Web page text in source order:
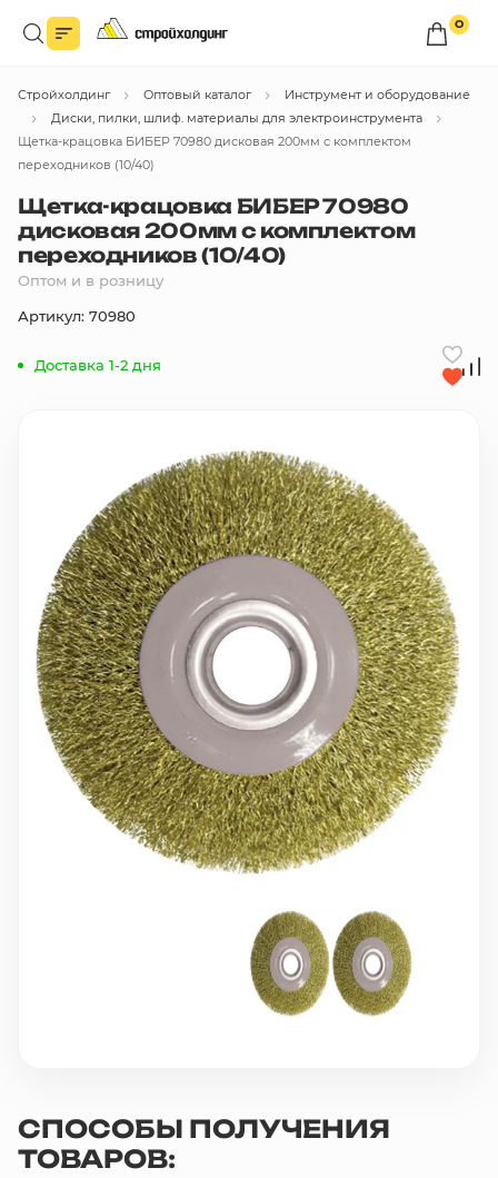
0
Войдите в личный кабинет
Вы сможете оформлять заказыпо оптовым ценам.
Войти
Каталог товаров
бренды
10 000 ₽
Минимальный заказ
+7(495) 988-86-47
sales@stroyholding.ru
Max
Телеграм
Доставка
Оплата
О компании
Все бренды
Стройхолдинг Оптовый каталог
Инструмент и оборудование
Диски, пилки, шлиф. материалы для электроинструмента
Щетка-крацовка БИБЕР 70980 дисковая 200мм с комплектом
переходников (10/40)
Щетка-крацовка БИБЕР 70980
дисковая 200мм с комплектом
переходников (10/40)
Оптом и в розницу
Артикул: 70980
Доставка 1-2 дня
СПОСОБЫ ПОЛУЧЕНИЯ
ТОВАРОВ: